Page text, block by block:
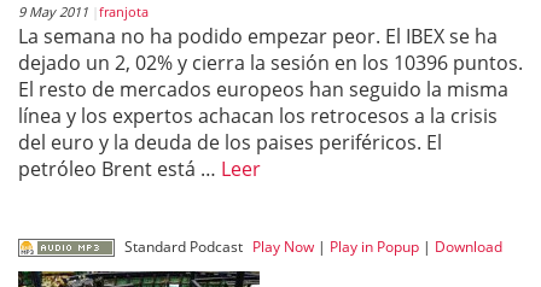
9 May 2011 franjota
La semana no ha podido empezar peor. El IBEX se ha
dejado un 2, 02% y cierra la sesión en los 10396 puntos.
El resto de mercados europeos han seguido la misma
línea y los expertos achacan los retrocesos a la crisis
del euro y la deuda de los paises periféricos. El
petróleo Brent está … Leer
Standard Podcast Play Now| Play in Popup| Download